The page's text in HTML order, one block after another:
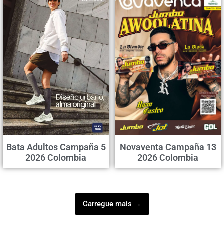
Bata Adultos Campaña 5
2026 Colombia
Novaventa Campaña 13
2026 Colombia
Carregue mais →